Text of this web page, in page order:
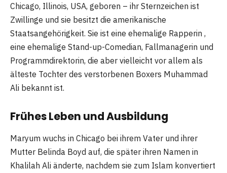
Chicago, Illinois, USA, geboren – ihr Sternzeichen ist
Zwillinge und sie besitzt die amerikanische
Staatsangehörigkeit. Sie ist eine ehemalige Rapperin ,
eine ehemalige Stand-up-Comedian, Fallmanagerin und
Programmdirektorin, die aber vielleicht vor allem als
älteste Tochter des verstorbenen Boxers Muhammad
Ali bekannt ist.
Frühes Leben und Ausbildung
Maryum wuchs in Chicago bei ihrem Vater und ihrer
Mutter Belinda Boyd auf, die später ihren Namen in
Khalilah Ali änderte, nachdem sie zum Islam konvertiert